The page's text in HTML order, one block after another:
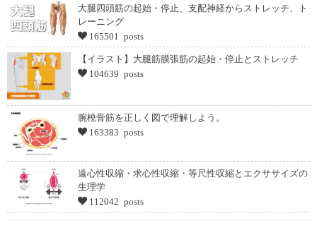
大腿四頭筋の起始・停止、支配神経からストレッチ、ト
レーニング
165501 posts
【イラスト】大腿筋膜張筋の起始・停止とストレッチ
104639 posts
腕橈骨筋を正しく図で理解しよう。
163383 posts
遠心性収縮・求心性収縮・等尺性収縮とエクササイズの
生理学
112042 posts